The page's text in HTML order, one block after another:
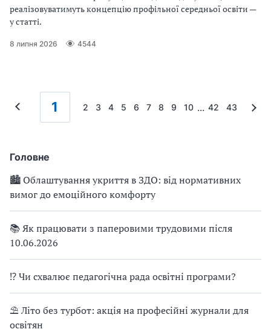
Головне
🏙 Облаштування укриття в ЗДО: від нормативних
вимог до емоційного комфорту
📚 Як працювати з паперовими трудовими після
10.06.2026
⁉ Чи схвалює педагогічна рада освітні програми?
⛱ Літо без турбот: акція на професійні журнали для
освітян
реалізовуватимуть концепцію профільної середньої освіти —
у статті.
8 липня 2026 4544
1 2 3 4 5 6 7 8 9 10 ... 42 43